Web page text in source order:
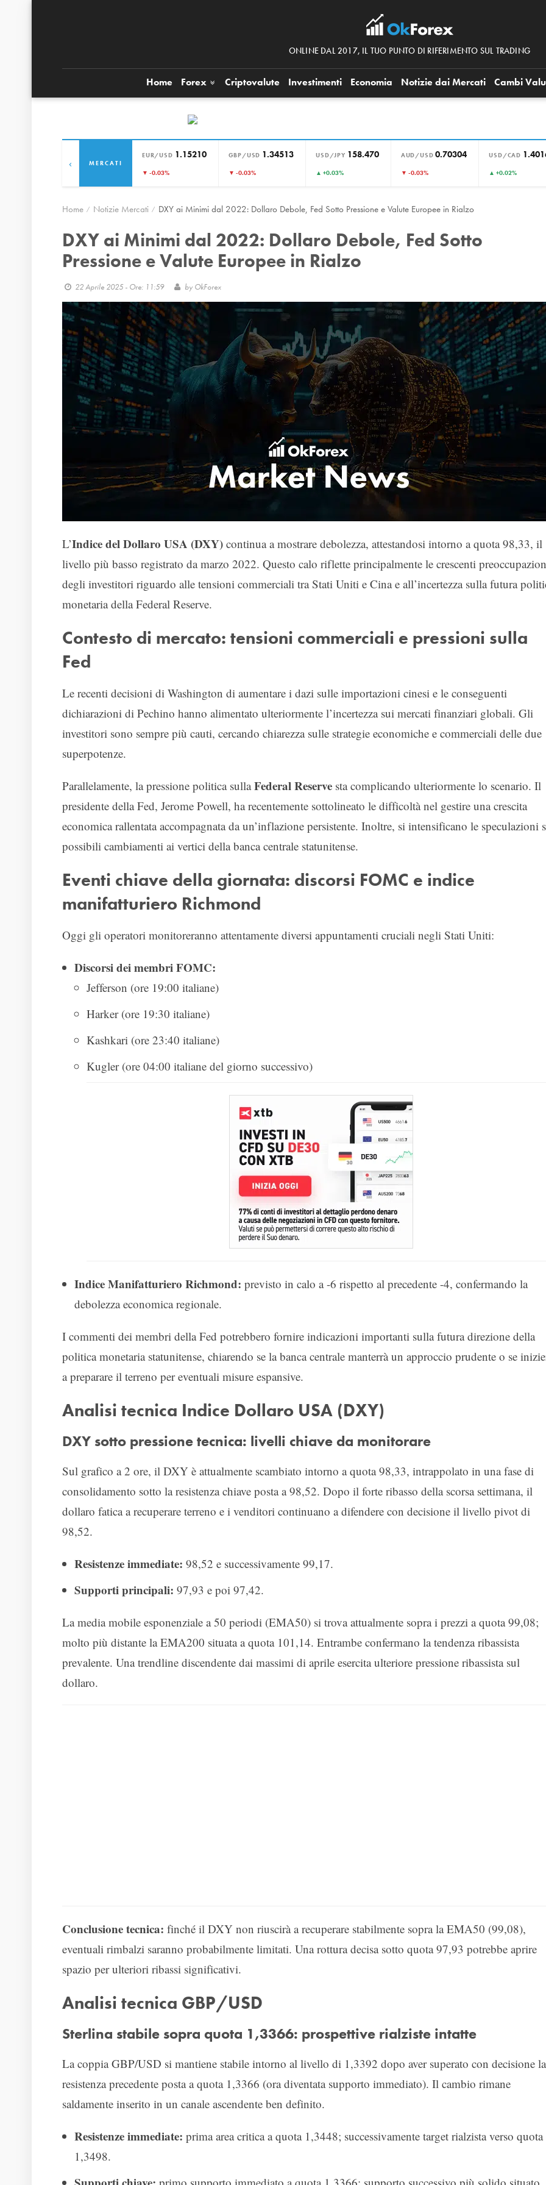
ONLINE DAL 2017, IL TUO PUNTO DI RIFERIMENTO SUL TRADING
Home Forex Criptovalute Investimenti Economia Notizie dai Mercati Cambi
MERCATI
EUR/USD 1.15210
▼ -0.03%
GBP/USD 1.34513
▼ -0.03%
USD/JPY 158.470
▲ +0.03%
AUD/USD 0.70304
▼ -0.03%
USD/CAD
▲ +0.02%
‹
Home Notizie Mercati DXY ai Minimi dal 2022: Dollaro Debole, Fed Sotto Pressione e Valute Europee in Rialzo
DXY ai Minimi dal 2022: Dollaro Debole, Fed Sotto
Pressione e Valute Europee in Rialzo
22 Aprile 2025 - Ore: 11:59 by OkForex
L’Indice del Dollaro USA (DXY) continua a mostrare debolezza, attestandosi intorno a quota 98,33, il
livello più basso registrato da marzo 2022. Questo calo riflette principalmente le crescenti
degli investitori riguardo alle tensioni commerciali tra Stati Uniti e Cina e all’incertezza sulla futura
monetaria della Federal Reserve.
Contesto di mercato: tensioni commerciali e pressioni sulla
Fed
Le recenti decisioni di Washington di aumentare i dazi sulle importazioni cinesi e le conseguenti
dichiarazioni di Pechino hanno alimentato ulteriormente l’incertezza sui mercati finanziari globali. Gli
investitori sono sempre più cauti, cercando chiarezza sulle strategie economiche e commerciali delle due
superpotenze.
Parallelamente, la pressione politica sullaFederal Reserve sta complicando ulteriormente lo scenario. Il
presidente della Fed, Jerome Powell, ha recentemente sottolineato le difficoltà nel gestire una crescita
economica rallentata accompagnata da un’inflazione persistente. Inoltre, si intensificano le speculazioni
possibili cambiamenti ai vertici della banca centrale statunitense.
Eventi chiave della giornata: discorsi FOMC e indice
manifatturiero Richmond
Oggi gli operatori monitoreranno attentamente diversi appuntamenti cruciali negli Stati Uniti:
Discorsi dei membri FOMC:
Jefferson (ore 19:00 italiane)
Harker (ore 19:30 italiane)
Kashkari (ore 23:40 italiane)
Kugler (ore 04:00 italiane del giorno successivo)
Indice Manifatturiero Richmond: previsto in calo a -6 rispetto al precedente -4, confermando la
debolezza economica regionale.
I commenti dei membri della Fed potrebbero fornire indicazioni importanti sulla futura direzione della
politica monetaria statunitense, chiarendo se la banca centrale manterrà un approccio prudente o se
a preparare il terreno per eventuali misure espansive.
Analisi tecnica Indice Dollaro USA (DXY)
DXY sotto pressione tecnica: livelli chiave da monitorare
Sul grafico a 2 ore, il DXY è attualmente scambiato intorno a quota 98,33, intrappolato in una fase di
consolidamento sotto la resistenza chiave posta a 98,52. Dopo il forte ribasso della scorsa settimana, il
dollaro fatica a recuperare terreno e i venditori continuano a difendere con decisione il livello pivot di
98,52.
Resistenze immediate: 98,52 e successivamente 99,17.
Supporti principali: 97,93 e poi 97,42.
La media mobile esponenziale a 50 periodi (EMA50) si trova attualmente sopra i prezzi a quota 99,08;
molto più distante la EMA200 situata a quota 101,14. Entrambe confermano la tendenza ribassista
prevalente. Una trendline discendente dai massimi di aprile esercita ulteriore pressione ribassista sul
dollaro.
Conclusione tecnica: finché il DXY non riuscirà a recuperare stabilmente sopra la EMA50 (99,08),
eventuali rimbalzi saranno probabilmente limitati. Una rottura decisa sotto quota 97,93 potrebbe aprire
spazio per ulteriori ribassi significativi.
Analisi tecnica GBP/USD
Sterlina stabile sopra quota 1,3366: prospettive rialziste intatte
La coppia GBP/USD si mantiene stabile intorno al livello di 1,3392 dopo aver superato con decisione la
resistenza precedente posta a quota 1,3366 (ora diventata supporto immediato). Il cambio rimane
saldamente inserito in un canale ascendente ben definito.
Resistenze immediate: prima area critica a quota 1,3448; successivamente target rialzista verso quota
1,3498.